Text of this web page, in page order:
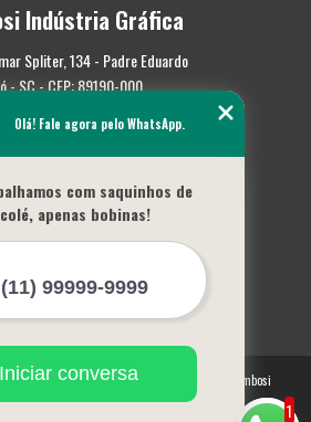
Indústria Gráfica
Spliter, 134 - Padre Eduardo
- SC - CEP: 89190-000
(47) 3562-0587
Empresa
Missão
Serviços
Mapa do site
Mais Serviços
à proteção de direitos autorais. Copyright© Tambosi
1998)
1
Olá! Fale agora pelo WhatsApp.
com saquinhos de
apenas bobinas!
Iniciar conversa